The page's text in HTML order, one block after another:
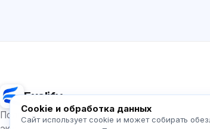
Exalify
Подготовка к международным языковым
Cookie и обработка данных
Сайт использует cookie и может собирать